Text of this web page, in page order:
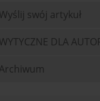
Wyślij swój artykuł
WYTYCZNE DLA